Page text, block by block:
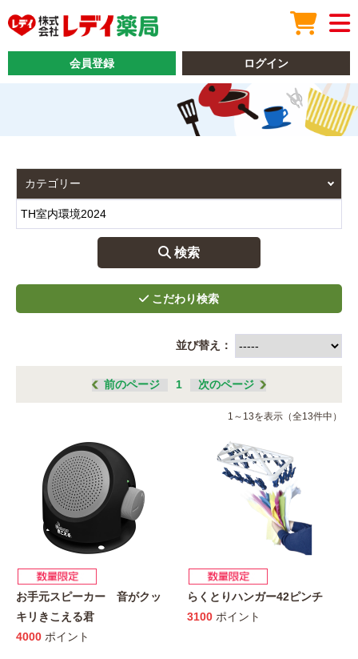
会員登録 ログイン
 検索
並び替え：
前のページ 1 次のページ
1～13を表示（全13件中）
お手元スピーカー 音がクッ
キリきこえる君
4000 ポイント
らくとりハンガー42ピンチ
3100 ポイント